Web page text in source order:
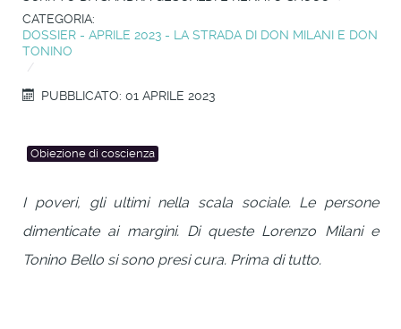
CATEGORIA:
DOSSIER - APRILE 2023 - LA STRADA DI DON MILANI E DON
TONINO
PUBBLICATO: 01 APRILE 2023
Obiezione di coscienza
I poveri, gli ultimi nella scala sociale. Le persone
dimenticate ai margini. Di queste Lorenzo Milani e
Tonino Bello si sono presi cura. Prima di tutto.